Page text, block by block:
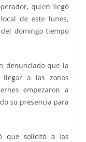
quien llegó
de este lunes,
domingo tiempo
denunciado que la
llegar a las zonas
empezaron a
su presencia para
que solicitó a las